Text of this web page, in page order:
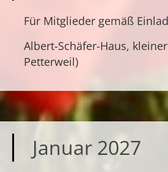
Für Mitglieder gemäß
Albert-Schäfer-Haus,
Petterweil)
Januar 2027